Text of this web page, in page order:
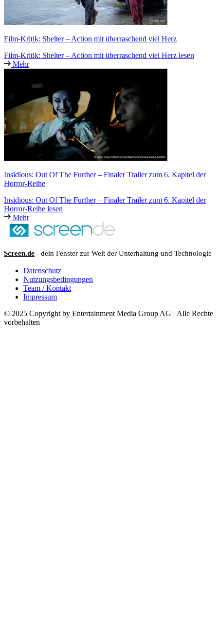
Film-Kritik: Shelter – Action mit überraschend viel Herz
Film-Kritik: Shelter – Action mit überraschend viel Herz lesen
Mehr
Insidious: Out Of The Further – Finaler Trailer zum 6. Kapitel der
Horror-Reihe
Insidious: Out Of The Further – Finaler Trailer zum 6. Kapitel der
Horror-Reihe lesen
Mehr
Screen.de - dein Fenster zur Welt der Unterhaltung und Technologie
Datenschutz
Nutzungsbedingungen
Team / Kontakt
Impressum
© 2025 Copyright by Entertainment Media Group AG | Alle Rechte
vorbehalten